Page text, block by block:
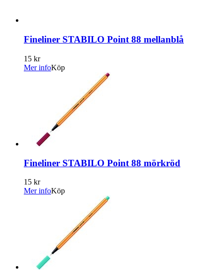
Fineliner STABILO Point 88 mellanblå
15 kr
Mer infoKöp
Fineliner STABILO Point 88 mörkröd
15 kr
Mer infoKöp